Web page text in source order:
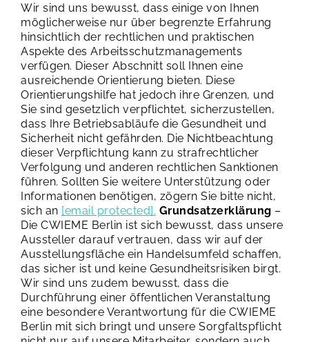
Wir sind uns bewusst, dass einige von Ihnen
möglicherweise nur über begrenzte Erfahrung
hinsichtlich der rechtlichen und praktischen
Aspekte des Arbeitsschutzmanagements
verfügen. Dieser Abschnitt soll Ihnen eine
ausreichende Orientierung bieten. Diese
Orientierungshilfe hat jedoch ihre Grenzen, und
Sie sind gesetzlich verpflichtet, sicherzustellen,
dass Ihre Betriebsabläufe die Gesundheit und
Sicherheit nicht gefährden. Die Nichtbeachtung
dieser Verpflichtung kann zu strafrechtlicher
Verfolgung und anderen rechtlichen Sanktionen
führen. Sollten Sie weitere Unterstützung oder
Informationen benötigen, zögern Sie bitte nicht,
sich an [email protected]. Grundsatzerklärung –
Die CWIEME Berlin ist sich bewusst, dass unsere
Aussteller darauf vertrauen, dass wir auf der
Ausstellungsfläche ein Handelsumfeld schaffen,
das sicher ist und keine Gesundheitsrisiken birgt.
Wir sind uns zudem bewusst, dass die
Durchführung einer öffentlichen Veranstaltung
eine besondere Verantwortung für die CWIEME
Berlin mit sich bringt und unsere Sorgfaltspflicht